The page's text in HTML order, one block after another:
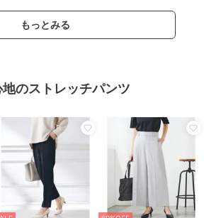
もっとみる
のストレッチパンツ